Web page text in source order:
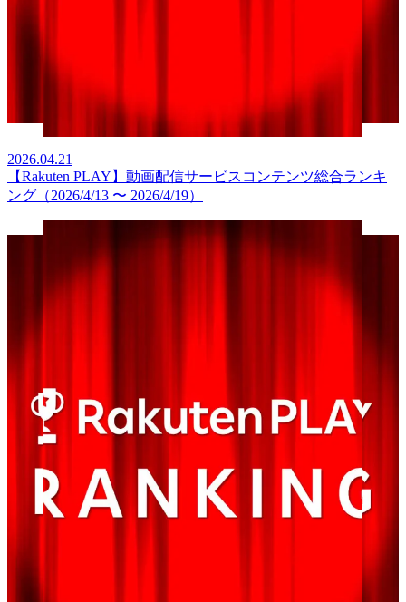
2026.04.21
【Rakuten PLAY】動画配信サービスコンテンツ総合ランキ
ング（2026/4/13 〜 2026/4/19）